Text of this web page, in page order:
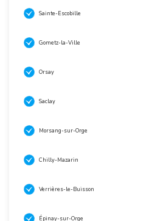
Sainte-Escobille
Gometz-la-Ville
Orsay
Saclay
Morsang-sur-Orge
Chilly-Mazarin
Verrières-le-Buisson
Épinay-sur-Orge